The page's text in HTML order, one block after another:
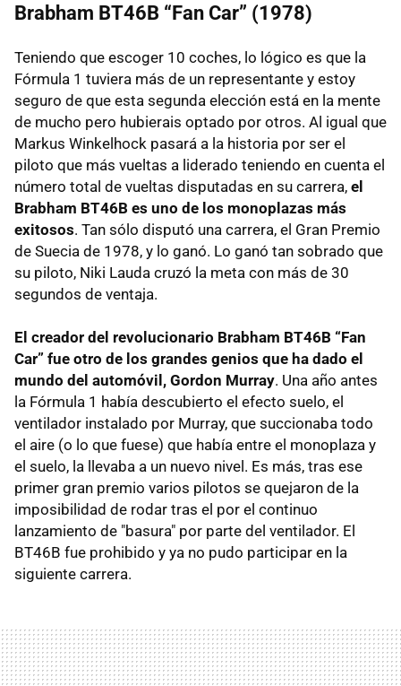
Brabham BT46B “Fan Car” (1978)
Teniendo que escoger 10 coches, lo lógico es que la
Fórmula 1 tuviera más de un representante y estoy
seguro de que esta segunda elección está en la mente
de mucho pero hubierais optado por otros. Al igual que
Markus Winkelhock pasará a la historia por ser el
piloto que más vueltas a liderado teniendo en cuenta el
número total de vueltas disputadas en su carrera, el
Brabham BT46B es uno de los monoplazas más
exitosos. Tan sólo disputó una carrera, el Gran Premio
de Suecia de 1978, y lo ganó. Lo ganó tan sobrado que
su piloto, Niki Lauda cruzó la meta con más de 30
segundos de ventaja.
El creador del revolucionario Brabham BT46B “Fan
Car” fue otro de los grandes genios que ha dado el
mundo del automóvil, Gordon Murray. Una año antes
la Fórmula 1 había descubierto el efecto suelo, el
ventilador instalado por Murray, que succionaba todo
el aire (o lo que fuese) que había entre el monoplaza y
el suelo, la llevaba a un nuevo nivel. Es más, tras ese
primer gran premio varios pilotos se quejaron de la
imposibilidad de rodar tras el por el continuo
lanzamiento de "basura" por parte del ventilador. El
BT46B fue prohibido y ya no pudo participar en la
siguiente carrera.